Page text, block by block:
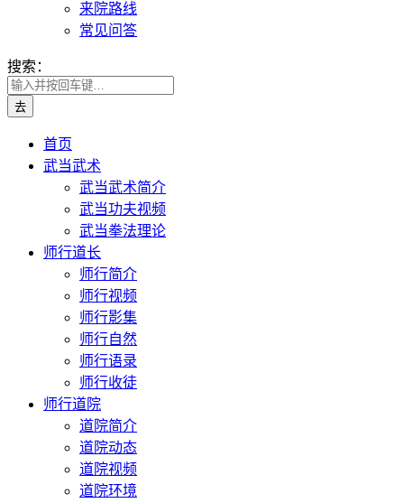
来院路线
常见问答
搜索：
首页
武当武术
武当武术简介
武当功夫视频
武当拳法理论
师行道长
师行简介
师行视频
师行影集
师行自然
师行语录
师行收徒
师行道院
道院简介
道院动态
道院视频
道院环境